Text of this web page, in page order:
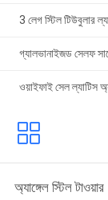
3 লেগ স্টিল টিউবুলার
গ্যালভানাইজড সেলফ
ওয়াইফাই সেল ল্যাটিস
অ্যাঙ্গেল স্টিল টাওয়ার